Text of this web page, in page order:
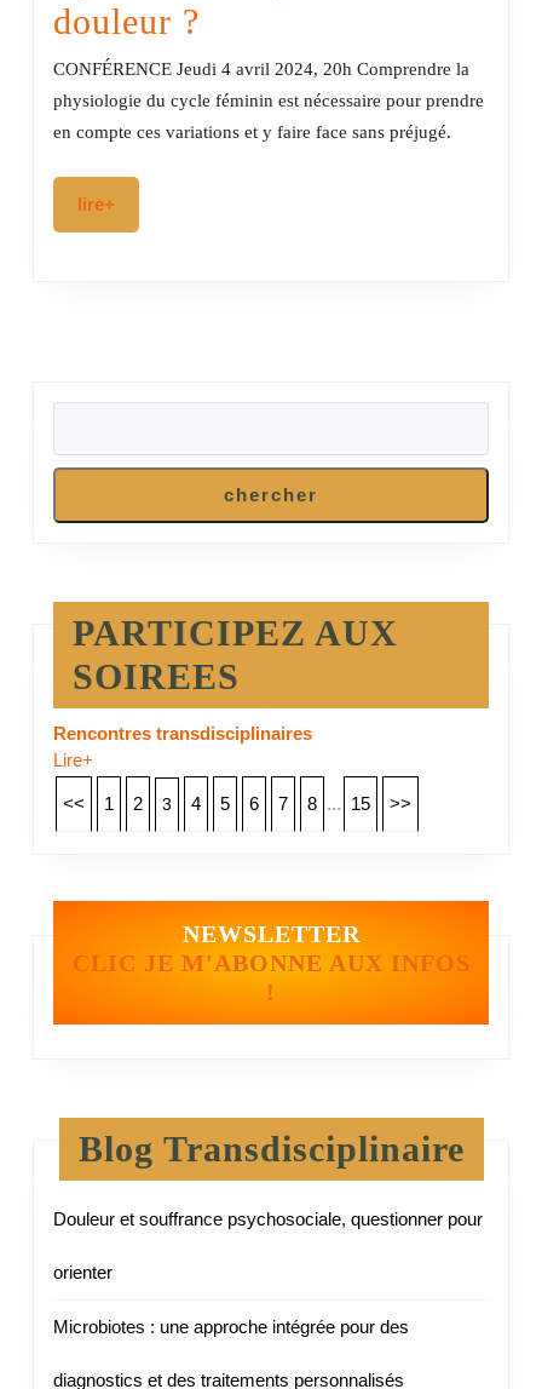
douleur ?
féminin,
forces
et
CONFÉRENCE Jeudi 4 avril 2024, 20h Comprendre la
physiologie du cycle féminin est nécessaire pour prendre
en compte ces variations et y faire face sans préjugé.
lire+
chercher
PARTICIPEZ AUX
SOIREES
Rencontres transdisciplinaires
Lire+
<< 1 2 3 4 5 6 7 8 ... 15 >>
NEWSLETTER
CLIC JE M'ABONNE AUX INFOS
!
Blog Transdisciplinaire
Douleur et souffrance psychosociale, questionner pour
orienter
Microbiotes : une approche intégrée pour des
diagnostics et des traitements personnalisés